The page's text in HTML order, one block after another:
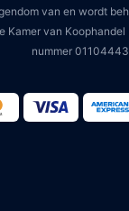
van en wordt
Kamer van Koophandel
nummer 01104443